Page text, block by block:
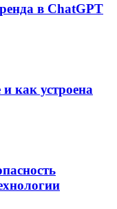
в ChatGPT
как устроена